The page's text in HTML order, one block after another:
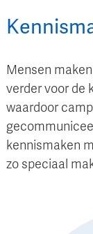
Mensen
verder voor de
waardoor
kennismaken
zo speciaal